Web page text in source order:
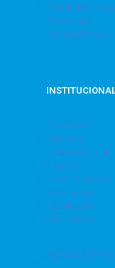
Portal da
Quiosques
Transferências
Conselhos
Diretoria
Estatuto Social
História
Horário de
Instalações
Localização
Presidentes
Agência de